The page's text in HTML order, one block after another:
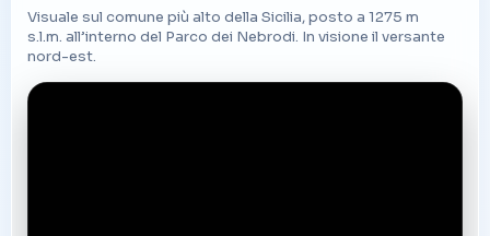
Visuale sul comune più alto della Sicilia, posto a 1275 m
s.l.m. all’interno del Parco dei Nebrodi. In visione il versante
nord-est.